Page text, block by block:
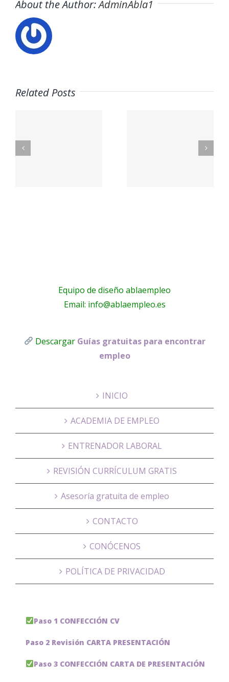
About the Author:AdminAbla1
Related Posts
nosotros
Equipo de diseño ablaempleo
Email: info@ablaempleo.es
Descargar Guías gratuitas para encontrar
empleo
INICIO
ACADEMIA DE EMPLEO
ENTRENADOR LABORAL
REVISIÓN CURRÍCULUM GRATIS
Asesoría gratuita de empleo
CONTACTO
CONÓCENOS
POLÍTICA DE PRIVACIDAD
Paso 1 CONFECCIÓN CV
Paso 2 Revisión CARTA PRESENTACIÓN
Paso 3 CONFECCIÓN CARTA DE PRESENTACIÓN